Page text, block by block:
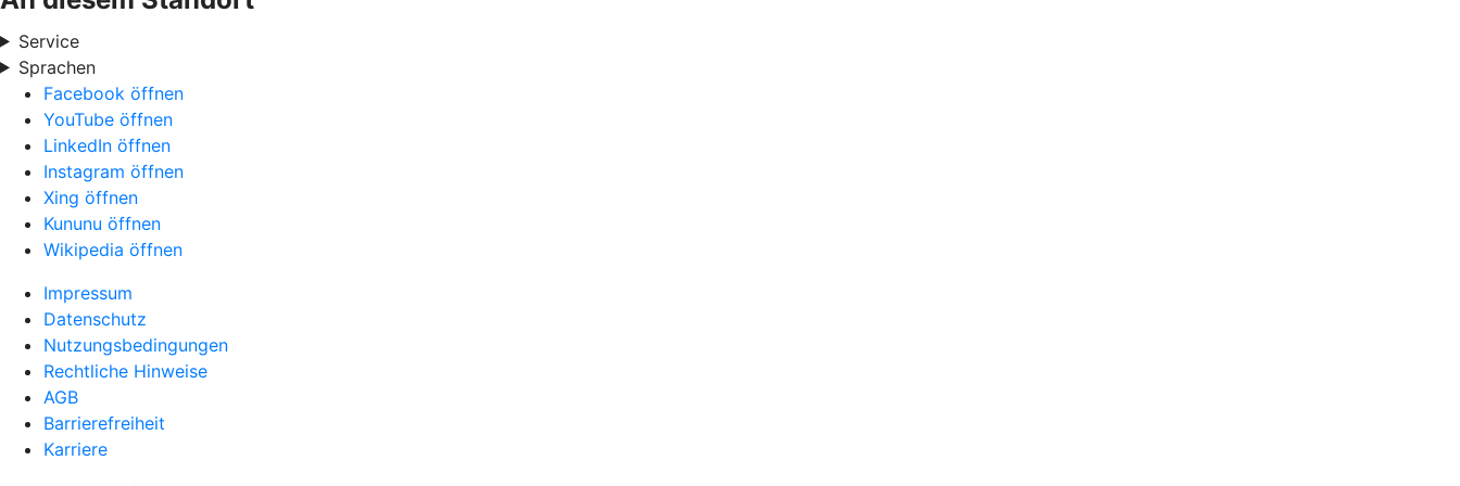
Service
Sprachen
Facebook öffnen
YouTube öffnen
LinkedIn öffnen
Instagram öffnen
Xing öffnen
Kununu öffnen
Wikipedia öffnen
Impressum
Datenschutz
Nutzungsbedingungen
Rechtliche Hinweise
AGB
Barrierefreiheit
Karriere